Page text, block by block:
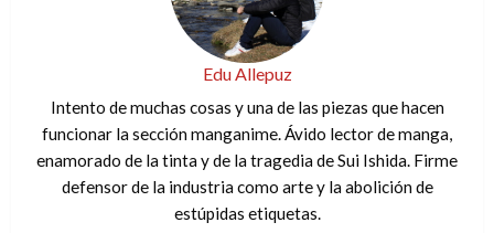
Edu Allepuz
Intento de muchas cosas y una de las piezas que hacen
funcionar la sección manganime. Ávido lector de manga,
enamorado de la tinta y de la tragedia de Sui Ishida. Firme
defensor de la industria como arte y la abolición de
estúpidas etiquetas.